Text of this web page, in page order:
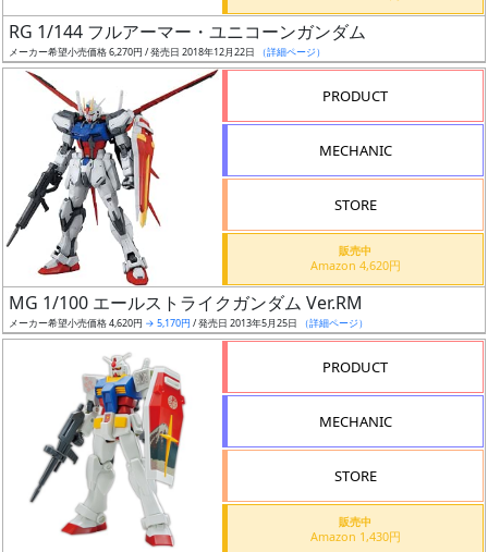
日
発
売
シュ
通知
対象
ギ
ャ
ラ
RG 1/144 フルアーマー・ユニコーンガンダム
メーカー希望小売価格 6,270円 / 発売日 2018年12月22日 （詳細ページ）
PRODUCT
MECHANIC
STORE
販売中
Amazon 4,620円
MG 1/100 エールストライクガンダム Ver.RM
メーカー希望小売価格 4,620円 → 5,170円 / 発売日 2013年5月25日 （詳細ページ）
PRODUCT
MECHANIC
STORE
販売中
Amazon 1,430円